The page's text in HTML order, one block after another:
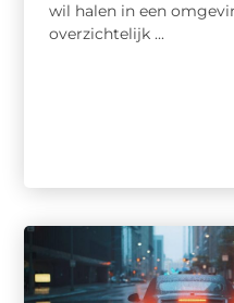
wil halen in een
overzichtelijk ...